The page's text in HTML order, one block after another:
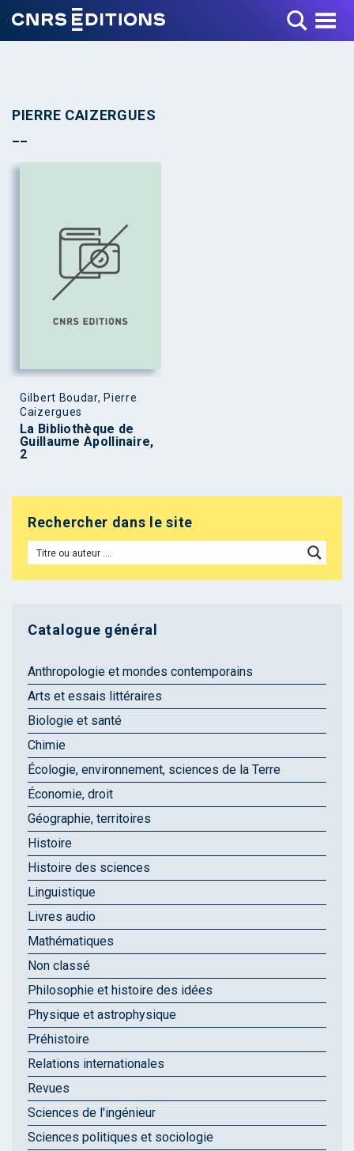
Toggle Menu
PIERRE CAIZERGUES
Gilbert Boudar, Pierre
Caizergues
La Bibliothèque de
Guillaume Apollinaire,
2
Rechercher dans le site
Catalogue général
Anthropologie et mondes contemporains
Arts et essais littéraires
Biologie et santé
Chimie
Écologie, environnement, sciences de la Terre
Économie, droit
Géographie, territoires
Histoire
Histoire des sciences
Linguistique
Livres audio
Mathématiques
Non classé
Philosophie et histoire des idées
Physique et astrophysique
Préhistoire
Relations internationales
Revues
Sciences de l'ingénieur
Sciences politiques et sociologie